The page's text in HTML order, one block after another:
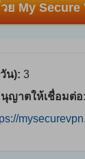
ย My Secure
น): 3
ญาตให้เชื่อมต่อ: